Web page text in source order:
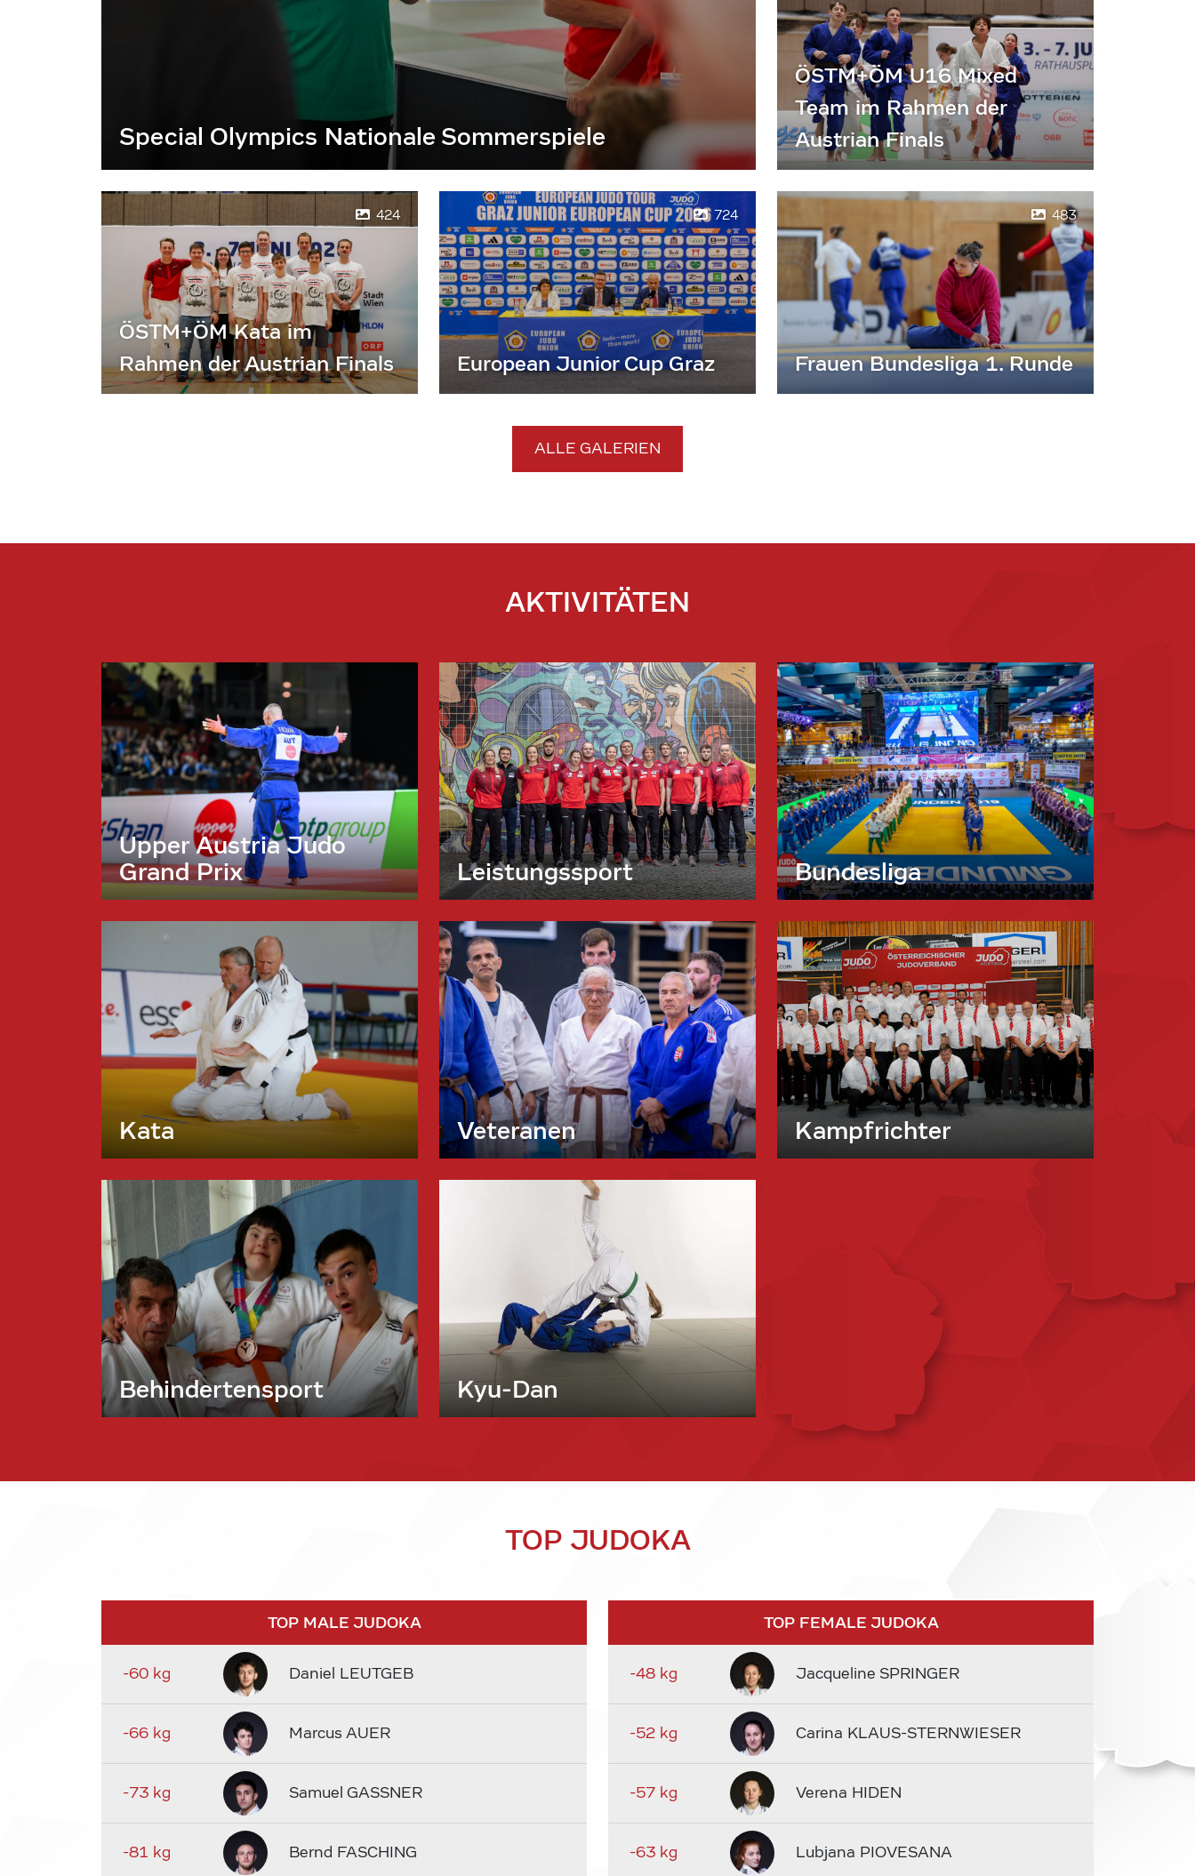
Special Olympics Nationale Sommerspiele
ÖSTM+ÖM U16 Mixed
Team im Rahmen der
Austrian Finals
424
ÖSTM+ÖM Kata im
Rahmen der Austrian Finals
724
European Junior Cup Graz
483
Frauen Bundesliga 1. Runde
ALLE GALERIEN
AKTIVITÄTEN
Upper Austria Judo
Grand Prix
Leistungssport Bundesliga
Kata Veteranen Kampfrichter
Behindertensport Kyu-Dan
TOP JUDOKA
TOP MALE JUDOKA
-60 kg Daniel LEUTGEB
-66 kg Marcus AUER
-73 kg Samuel GASSNER
-81 kg Bernd FASCHING
TOP FEMALE JUDOKA
-48 kg Jacqueline SPRINGER
-52 kg Carina KLAUS-STERNWIESER
-57 kg Verena HIDEN
-63 kg Lubjana PIOVESANA